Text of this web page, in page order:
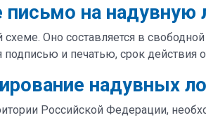
письмо на надувную
Оно составляется в
и печатью, срок действия
надувных
Российской Федерации,